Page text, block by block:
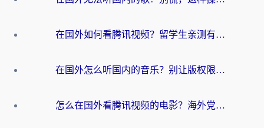
在国外如何看腾讯视频？留学生亲测有效的回国加速方案
在国外怎么听国内的音乐？别让版权限制断了你的华语歌单
怎么在国外看腾讯视频的电影？海外党亲测有效的回国加速指南